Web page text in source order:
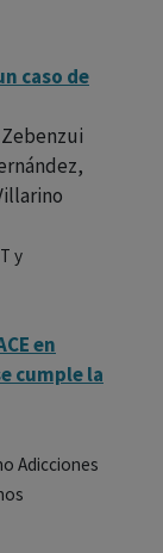
caso de
y
en
cumple la
Adicciones